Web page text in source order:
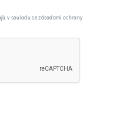
v souladu se zásadami ochrany